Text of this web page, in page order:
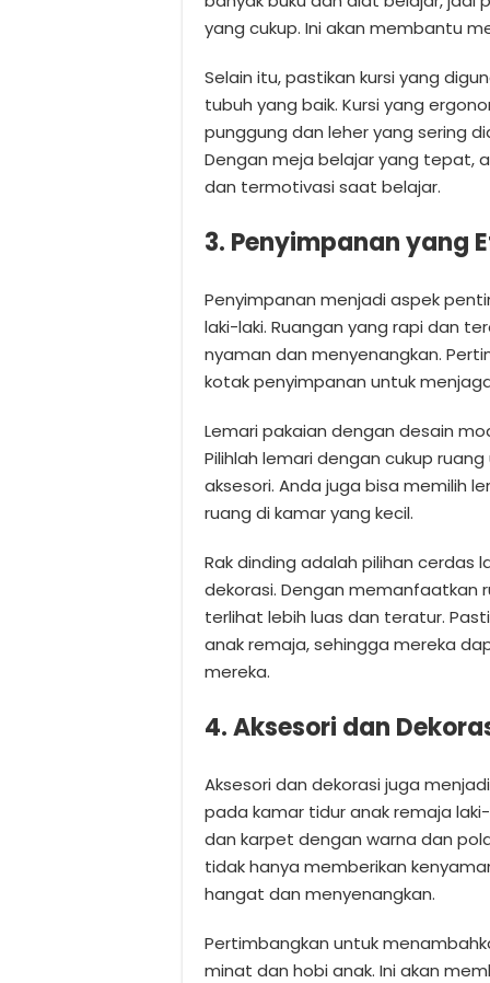
yang cukup. Ini akan membantu
Selain itu, pastikan kursi yang
tubuh yang baik. Kursi yang
punggung dan leher yang sering
Dengan meja belajar yang tepat,
dan termotivasi saat belajar.
3. Penyimpanan yang
Penyimpanan menjadi aspek
laki-laki. Ruangan yang rapi dan
nyaman dan menyenangkan.
kotak penyimpanan untuk
Lemari pakaian dengan desain
Pilihlah lemari dengan cukup
aksesori. Anda juga bisa memilih
ruang di kamar yang kecil.
Rak dinding adalah pilihan cerdas
dekorasi. Dengan memanfaatkan
terlihat lebih luas dan teratur.
anak remaja, sehingga mereka
mereka.
4. Aksesori dan
Aksesori dan dekorasi juga
pada kamar tidur anak remaja
dan karpet dengan warna dan
tidak hanya memberikan
hangat dan menyenangkan.
Pertimbangkan untuk
minat dan hobi anak. Ini akan